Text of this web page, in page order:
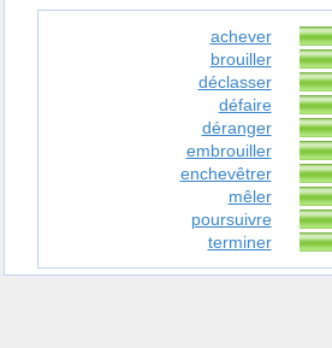
achever
brouiller
déclasser
défaire
déranger
embrouiller
enchevêtrer
mêler
poursuivre
terminer